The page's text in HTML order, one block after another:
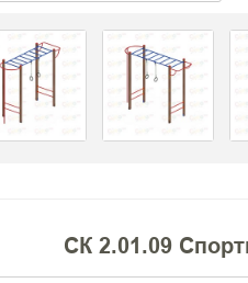
СК 2.01.09